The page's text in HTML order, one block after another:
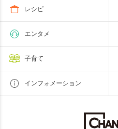
レシピ
エンタメ
子育て
インフォメーション